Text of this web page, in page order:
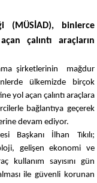
(MÜSİAD), binlerce
çalıntı araçların
şirketlerinin mağdur
ülkemizde birçok
yol açan çalıntı araçlara
bağlantıya geçerek
devam ediyor.
Başkanı İlhan Tıkılı;
gelişen ekonomi ve
kullanım sayısını gün
ile güvenli korunan